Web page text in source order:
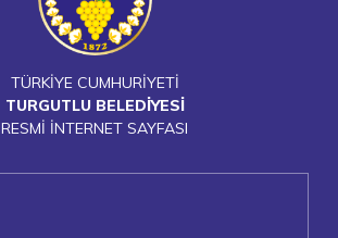
TÜRKİYE CUMHURİYETİ
TURGUTLU BELEDİYESİ
RESMİ İNTERNET SAYFASI